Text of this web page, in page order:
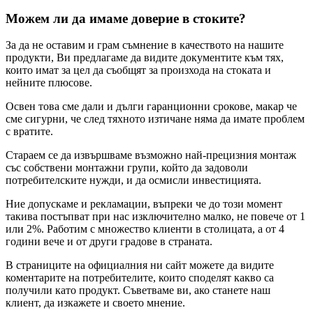
Можем ли да имаме доверие в стоките?
За да не оставим и грам съмнение в качеството на нашите
продукти, Ви предлагаме да видите документите към тях,
които имат за цел да съобщят за произхода на стоката и
нейните плюсове.
Освен това сме дали и дълги гаранционни срокове, макар че
сме сигурни, че след тяхното изтичане няма да имате проблем
с вратите.
Стараем се да извършваме възможно най-прецизния монтаж
със собствени монтажни групи, който да задоволи
потребителските нужди, и да осмисли инвестицията.
Ние допускаме и рекламации, въпреки че до този момент
такива постъпват при нас изключително малко, не повече от 1
или 2%. Работим с множество клиенти в столицата, а от 4
години вече и от други градове в страната.
В страниците на официалния ни сайт можете да видите
коментарите на потребителите, които споделят какво са
получили като продукт. Съветваме ви, ако станете наш
клиент, да изкажете и своето мнение.